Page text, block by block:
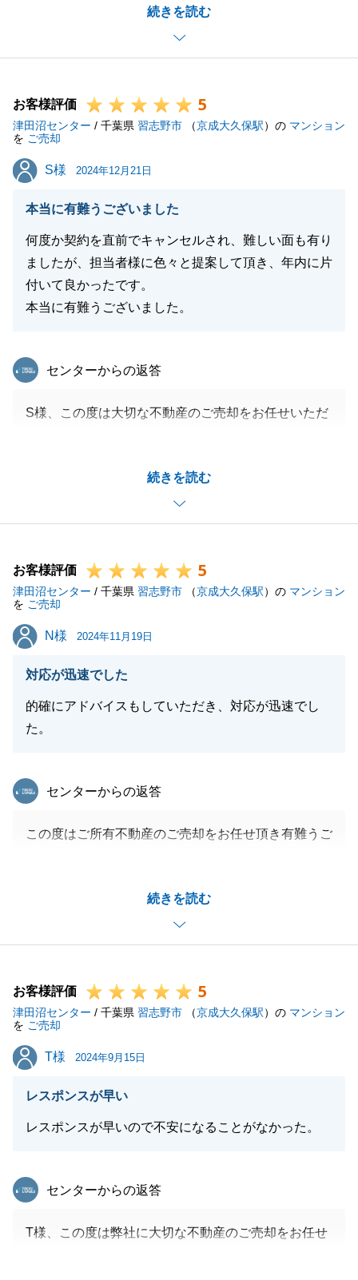
続きを読む
タイトなスケジュールの中、日時の確認等が至らずご
不快な思いをさせてしまい申し訳ございませんでし
以後より一層、お客様に寄り添った対応を心がけさせ
ていただきます。
お引渡し後も、何かご不明な点がございましたらご相
談いただければ幸いです。
閉じる
お客様評価 5
津田沼センター / 千葉県 習志野市 （京成大久保駅）の マンション
を ご売却
S様
S様 2024年12月21日
本当に有難うございました
何度か契約を直前でキャンセルされ、難しい面も有り
ましたが、担当者様に色々と提案して頂き、年内に片
付いて良かったです。
本当に有難うございました。
続きを読む
東急リバブル
センターからの返答
S様、この度は大切な不動産のご売却をお任せいただ
り想定よりもお時間がかかってしまっているためご相
結果的にお任せいただいてから2か月以内でご売却す
お取引は終わりましたが、今後もいつでもなんでもお
気軽にお問合せ下さいませ。
よろしくお願い申し上げます。
お客様評価 5
津田沼センター / 千葉県 習志野市 （京成大久保駅）の マンション
を ご売却
N様
N様 2024年11月19日
対応が迅速でした
的確にアドバイスもしていただき、対応が迅速でし
た。
続きを読む
東急リバブル
センターからの返答
この度はご所有不動産のご売却をお任せ頂き有難うご
足頂けましたようで何よりです。
また不動産に関してのお困りごと等ございましたら、
何なりとお気軽にお声掛け下さい。
お客様評価 5
津田沼センター / 千葉県 習志野市 （京成大久保駅）の マンション
を ご売却
T様
T様 2024年9月15日
レスポンスが早い
レスポンスが早いので不安になることがなかった。
東急リバブル
センターからの返答
T様、この度は弊社に大切な不動産のご売却をお任せ